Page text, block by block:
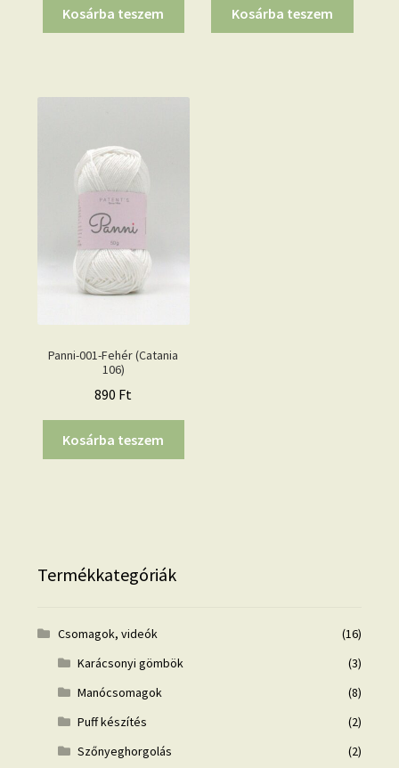
Kosárba teszem Kosárba teszem
Panni-001-Fehér (Catania
106)
890 Ft
Kosárba teszem
Termékkategóriák
Csomagok, videók
(16)
Karácsonyi gömbök
(3)
Manócsomagok
(8)
Puff készítés
(2)
Szőnyeghorgolás
(2)